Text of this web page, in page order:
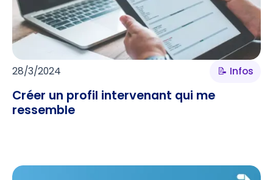
28/3/2024 📝 Infos
Créer un profil intervenant qui me
ressemble